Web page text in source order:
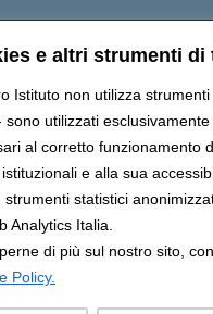
e altri strumenti di
Istituto non utilizza
sono utilizzati
al corretto funzionamento
e alla sua
strumenti statistici
Analytics Italia.
di più sul nostro sito,
Policy.